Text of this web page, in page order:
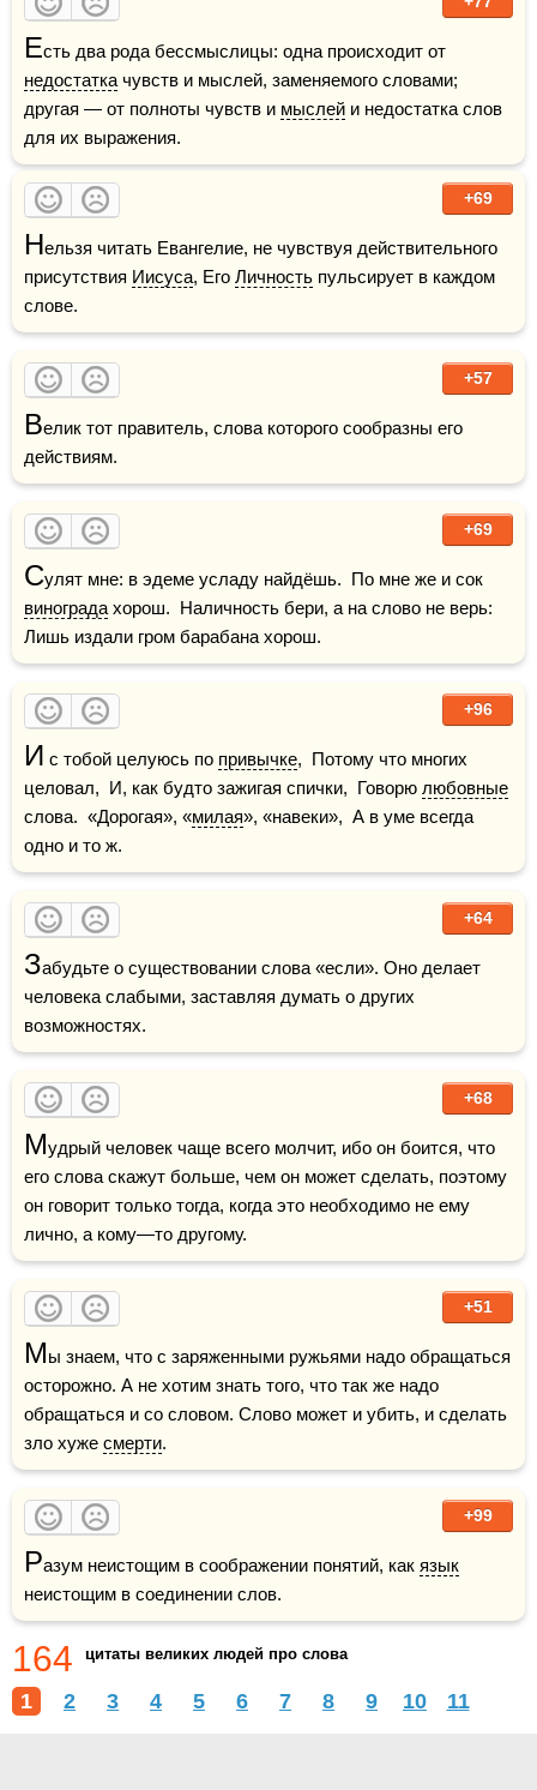
Е
недостатка чувств и мыслей, заменяемого словами;
другая — от полноты чувств и мыслей и недостатка слов
для их выражения.
+69
Нельзя читать Евангелие, не чувствуя действительного
присутствия Иисуса, Его Личность пульсирует в каждом
слове.
+57
Велик тот правитель, слова которого сообразны его
действиям.
+69
С
винограда хорош.  Наличность бери, а на слово не верь:
Лишь издали гром барабана хорош.
+96
И с тобой целуюсь по привычке,  Потому что многих
целовал,  И, как будто зажигая спички,  Говорю любовные
слова.  «Дорогая», «милая», «навеки»,  А в уме всегда
одно и то ж.
+64
Забудьте о существовании слова «если». Оно делает
человека слабыми, заставляя думать о других
+68
Мудрый человек чаще всего молчит, ибо он боится, что
его слова скажут больше, чем он может сделать, поэтому
он говорит только тогда, когда это необходимо не ему
лично, а кому—то другому.
+51
Мы знаем, что с заряженными ружьями надо обращаться
осторожно. А не хотим знать того, что так же надо
обращаться и со словом. Слово может и убить, и сделать
зло хуже смерти.
+99
Разум неистощим в соображении понятий, как язык
неистощим в соединении слов.
164 цитаты великих людей про слова
1 2 3 4 5 6 7 8 9 10 11